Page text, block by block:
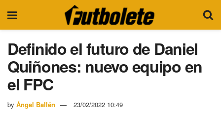
Definido el futuro de Daniel
Quiñones: nuevo equipo en
el FPC
by Ángel Ballén 23/02/2022 10:49